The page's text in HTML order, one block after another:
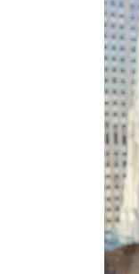
Empresa
Nosotros
Contacto